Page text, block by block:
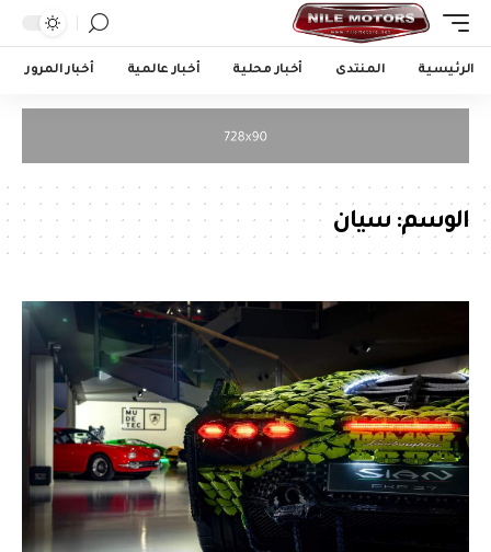
الرئيسية المنتدى أخبار محلية أخبار عالمية أخبار المرور
الوسم: سيان